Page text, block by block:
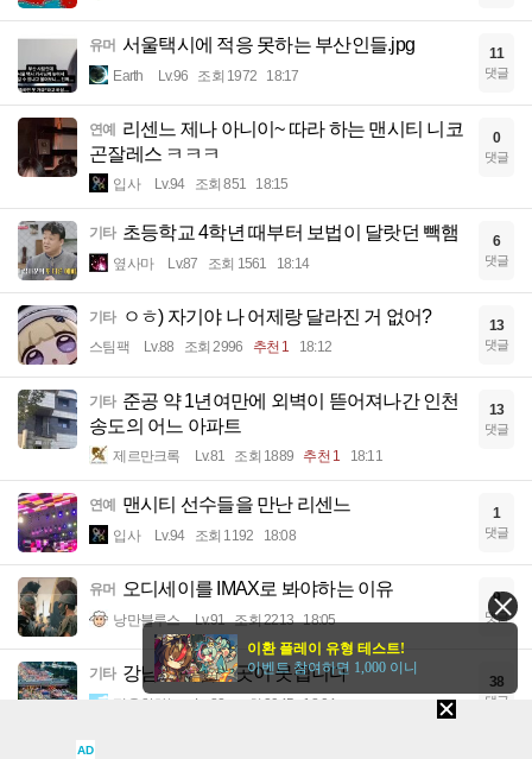
유머 서울택시에 적응 못하는 부산인들.jpg
Earth Lv.96 조회 1972 18:17
11
댓글
연예
리센느 제나 아니이~ 따라 하는 맨시티 니코
곤잘레스 ㅋㅋㅋ
입사 Lv.94 조회 851 18:15
0
댓글
기타 초등학교 4학년 때부터 보법이 달랏던 빽햄
옆사마 Lv.87 조회 1561 18:14
6
댓글
기타 ㅇㅎ) 자기야 나 어제랑 달라진 거 없어?
스팀팩 Lv.88 조회 2996 추천 1 18:12
13
댓글
기타 준공 약 1년여만에 외벽이 뜯어져나간 인천
송도의 어느 아파트
제르만크록 Lv.81 조회 1889 추천 1 18:11
13
댓글
연예 맨시티 선수들을 만난 리센느
입사 Lv.94 조회 1192 18:08
1
댓글
유머 오디세이를 IMAX로 봐야하는 이유
낭만블루스 Lv.91 조회 2213 18:05
9
댓글
기타 강남은 사람살곳이 못됩니다
평온한하늘 Lv.82 조회 2945 18:04
38
댓글
AD
이환 플레이 유형 테스트!
이벤트 참여하면 1,000 이니